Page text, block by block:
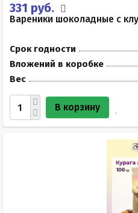
331 руб.
Вареники шоколадные с
Срок годности
Вложений в коробке
Вес
В корзину